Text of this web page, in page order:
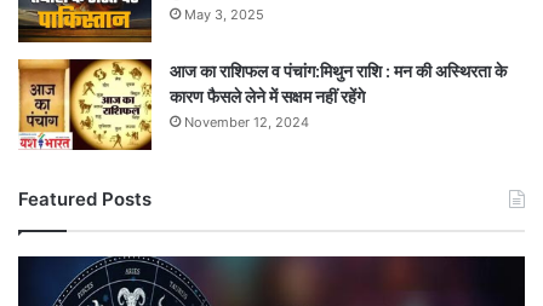
May 3, 2025
आज का राशिफल व पंचांग:मिथुन राशि : मन की अस्थिरता के
कारण फैसले लेने में सक्षम नहीं रहेंगे
November 12, 2024
Featured Posts